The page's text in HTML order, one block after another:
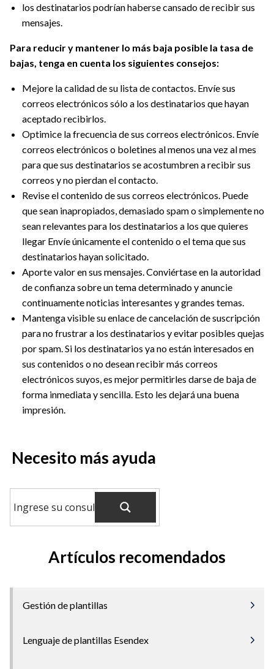
los destinatarios podrían haberse cansado de recibir sus
mensajes.
Para reducir y mantener lo más baja posible la tasa de
bajas, tenga en cuenta los siguientes consejos:
Mejore la calidad de su lista de contactos. Envíe sus
correos electrónicos sólo a los destinatarios que hayan
aceptado recibirlos.
Optimice la frecuencia de sus correos electrónicos. Envíe
correos electrónicos o boletines al menos una vez al mes
para que sus destinatarios se acostumbren a recibir sus
correos y no pierdan el contacto.
Revise el contenido de sus correos electrónicos. Puede
que sean inapropiados, demasiado spam o simplemente no
sean relevantes para los destinatarios a los que quieres
llegar Envíe únicamente el contenido o el tema que sus
destinatarios hayan solicitado.
Aporte valor en sus mensajes. Conviértase en la autoridad
de confianza sobre un tema determinado y anuncie
continuamente noticias interesantes y grandes temas.
Mantenga visible su enlace de cancelación de suscripción
para no frustrar a los destinatarios y evitar posibles quejas
por spam. Si los destinatarios ya no están interesados en
sus contenidos o no desean recibir más correos
electrónicos suyos, es mejor permitirles darse de baja de
forma inmediata y sencilla. Esto les dejará una buena
impresión.
Necesito más ayuda
Artículos recomendados
Gestión de plantillas
Lenguaje de plantillas Esendex